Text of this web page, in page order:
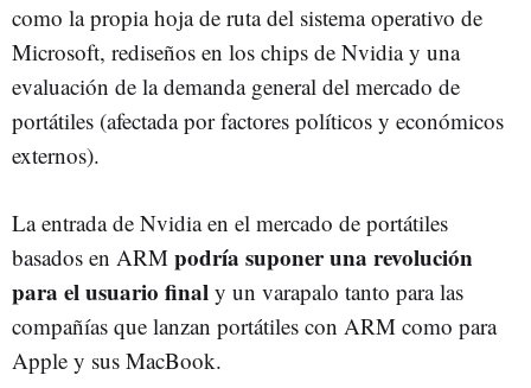
como la propia hoja de ruta del sistema operativo de
Microsoft, rediseños en los chips de Nvidia y una
evaluación de la demanda general del mercado de
portátiles (afectada por factores políticos y económicos
externos).
La entrada de Nvidia en el mercado de portátiles
basados en ARM podría suponer una revolución
para el usuario final y un varapalo tanto para las
compañías que lanzan portátiles con ARM como para
Apple y sus MacBook.